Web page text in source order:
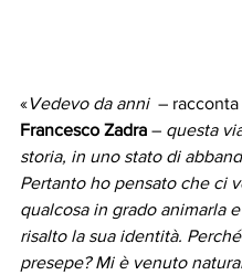
«Vedevo da anni –
Francesco Zadra – questa
storia, in uno stato di
Pertanto ho pensato che ci
qualcosa in grado animarla
risalto la sua identità.
presepe? Mi è venuto